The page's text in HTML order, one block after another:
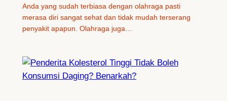
Anda yang sudah terbiasa dengan olahraga pasti
merasa diri sangat sehat dan tidak mudah terserang
penyakit apapun. Olahraga juga…